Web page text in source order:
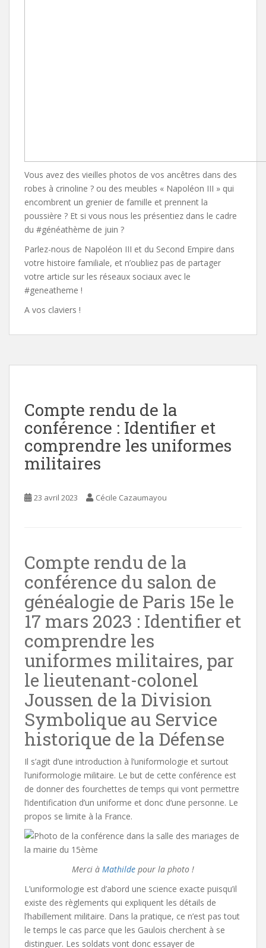
Vous avez des vieilles photos de vos ancêtres dans des
robes à crinoline ? ou des meubles « Napoléon III » qui
encombrent un grenier de famille et prennent la
poussière ? Et si vous nous les présentiez dans le cadre
du #généathème de juin ?
Parlez-nous de Napoléon III et du Second Empire dans
votre histoire familiale, et n’oubliez pas de partager
votre article sur les réseaux sociaux avec le
#geneatheme !
A vos claviers !
Compte rendu de la
conférence : Identifier et
comprendre les uniformes
militaires
23 avril 2023 Cécile Cazaumayou
Compte rendu de la
conférence du salon de
généalogie de Paris 15e le
17 mars 2023 : Identifier et
comprendre les
uniformes militaires, par
le lieutenant-colonel
Joussen de la Division
Symbolique au Service
historique de la Défense
Il s’agit d’une introduction à l’uniformologie et surtout
l’uniformologie militaire. Le but de cette conférence est
de donner des fourchettes de temps qui vont permettre
l’identification d’un uniforme et donc d’une personne. Le
propos se limite à la France.
Merci à Mathilde pour la photo !
L’uniformologie est d’abord une science exacte puisqu’il
existe des règlements qui expliquent les détails de
l’habillement militaire. Dans la pratique, ce n’est pas tout
le temps le cas parce que les Gaulois cherchent à se
distinguer. Les soldats vont donc essayer de